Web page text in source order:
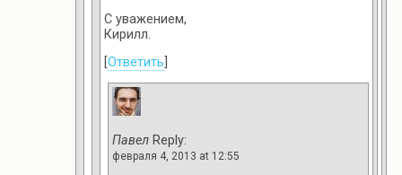
С уважением,
Кирилл.
Ответить
Павел Reply:
февраля 4, 2013 at 12:55